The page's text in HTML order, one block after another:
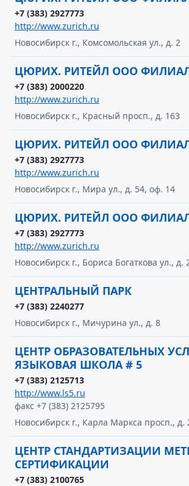
+7 (383) 2927773
http://www.zurich.ru
Новосибирск г., Комсомольская ул., д. 2
ЦЮРИХ. РИТЕЙЛ ООО
+7 (383) 2000220
http://www.zurich.ru
Новосибирск г., Красный просп., д. 163
ЦЮРИХ. РИТЕЙЛ ООО
+7 (383) 2927773
http://www.zurich.ru
Новосибирск г., Мира ул., д. 54, оф. 14
ЦЮРИХ. РИТЕЙЛ ООО
+7 (383) 2927773
http://www.zurich.ru
Новосибирск г., Бориса Богаткова ул., д.
ЦЕНТРАЛЬНЫЙ ПАРК
+7 (383) 2240277
Новосибирск г., Мичурина ул., д. 8
ЦЕНТР ОБРАЗОВАТЕЛЬНЫХ
ЯЗЫКОВАЯ ШКОЛА # 5
+7 (383) 2125713
http://www.ls5.ru
факс +7 (383) 2125795
Новосибирск г., Карла Маркса просп., д.
ЦЕНТР СТАНДАРТИЗАЦИИ
СЕРТИФИКАЦИИ
+7 (383) 2100765